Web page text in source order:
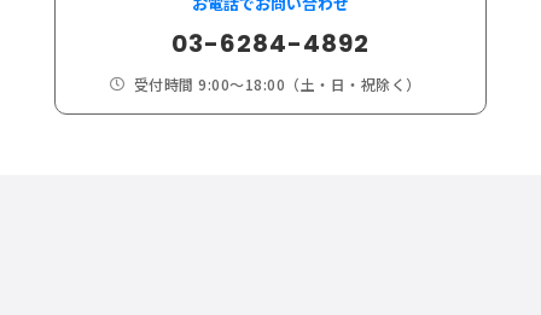
03-6284-4892
 受付時間 9:00～18:00（土・日・祝除く）